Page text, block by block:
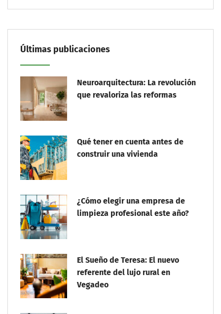
Últimas publicaciones
Neuroarquitectura: La revolución
que revaloriza las reformas
Qué tener en cuenta antes de
construir una vivienda
¿Cómo elegir una empresa de
limpieza profesional este año?
El Sueño de Teresa: El nuevo
referente del lujo rural en
Vegadeo